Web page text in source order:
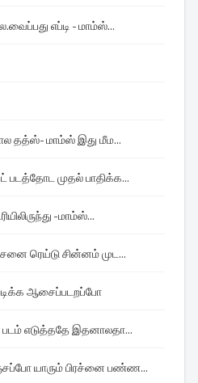
எப்டி - மாம்ஸ்...
தத்ஸ்- மாம்ஸ் இது மீம...
படத்தோட முதல் பாதிக்க...
-மாம்ஸ்...
ரெய்டு சின்னம் முட...
படிக்க ஆசைப்படறப்போ
படம் எடுத்ததே இதனாலதா...
யாரும் பிரச்னை பண்ண...